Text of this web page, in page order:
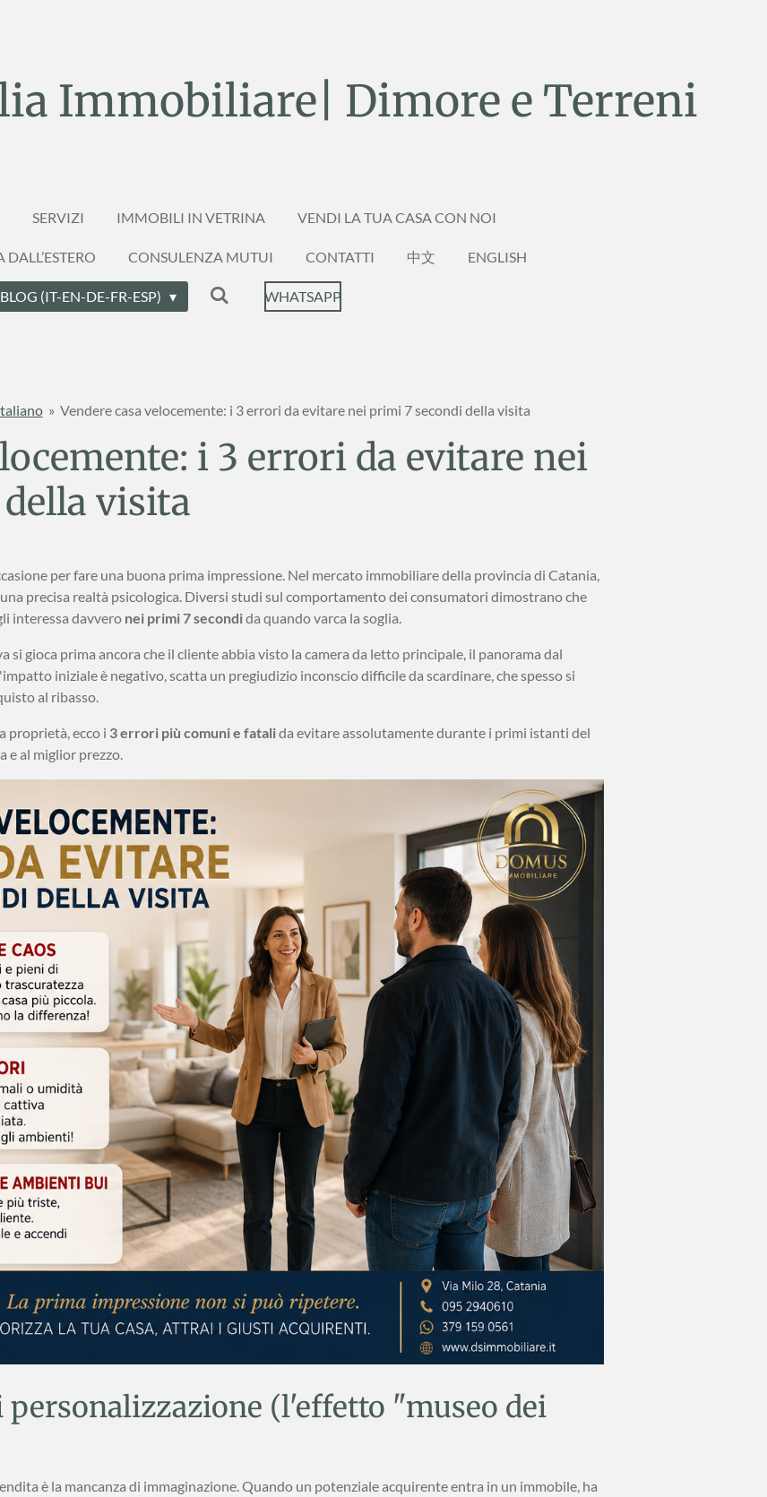
Immobiliare| Dimore e Terreni
SERVIZI IMMOBILI IN VETRINA VENDI LA TUA CASA CON NOI
CONSULENZA MUTUI CONTATTI 中文 ENGLISH
BLOG (IT-EN-DE-FR-ESP) WHATSAPP
» Vendere casa velocemente: i 3 errori da evitare nei primi 7 secondi della visita
i 3 errori da evitare nei
visita
per fare una buona prima impressione. Nel mercato immobiliare della provincia di Catania,
precisa realtà psicologica. Diversi studi sul comportamento dei consumatori dimostrano che
interessa davvero nei primi 7 secondida quando varca la soglia.
gioca prima ancora che il cliente abbia visto la camera da letto principale, il panorama dal
iniziale è negativo, scatta un pregiudizio inconscio difficile da scardinare, che spesso si
al ribasso.
proprietà, ecco i 3 errori più comuni e fatalida evitare assolutamente durante i primi istanti del
e al miglior prezzo.
personalizzazione (l'effetto "museo dei
è la mancanza di immaginazione. Quando un potenziale acquirente entra in un immobile, ha